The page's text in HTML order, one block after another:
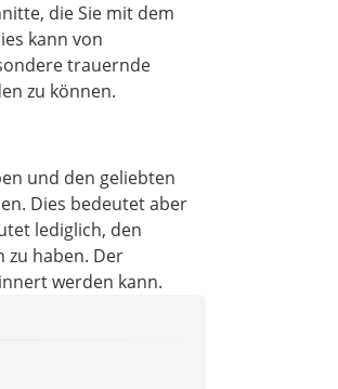
die Sie mit dem
kann von
trauernde
zu können.
und den geliebten
Dies bedeutet aber
lediglich, den
zu haben. Der
werden kann.